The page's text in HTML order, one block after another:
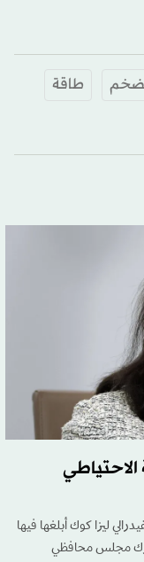
طاقة
ليزا كوك أبلغها فيها
ترك مجلس محافظي